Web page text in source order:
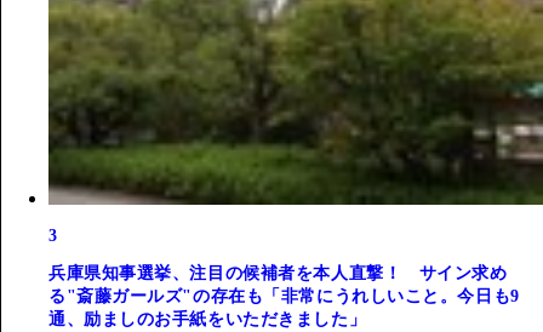
3
兵庫県知事選挙、注目の候補者を本人直撃！ サイン求め
る"斎藤ガールズ"の存在も「非常にうれしいこと。今日も9
通、励ましのお手紙をいただきました」